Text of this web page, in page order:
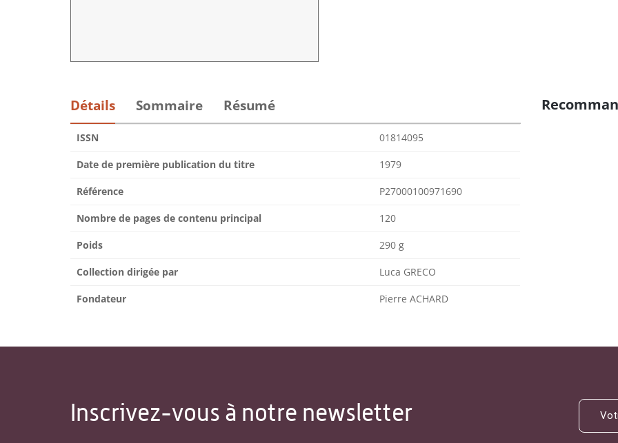
Détails Sommaire Résumé
ISSN 01814095
Date de première publication du titre 1979
Référence P27000100971690
Nombre de pages de contenu principal 120
Poids 290 g
Collection dirigée par Luca GRECO
Fondateur Pierre ACHARD
Inscrivez-vous à notre newsletter